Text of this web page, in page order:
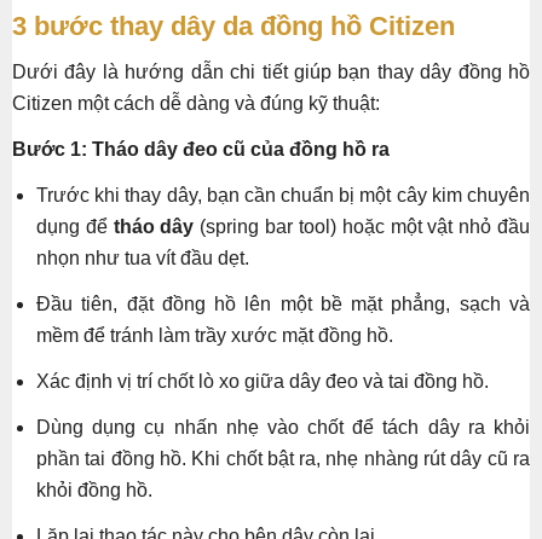
3 bước thay dây da đồng hồ Citizen
Dưới đây là hướng dẫn chi tiết giúp bạn thay dây đồng hồ
Citizen một cách dễ dàng và đúng kỹ thuật:
Bước 1: Tháo dây đeo cũ của đồng hồ ra
Trước khi thay dây, bạn cần chuẩn bị một cây kim chuyên
dụng để tháo dây (spring bar tool) hoặc một vật nhỏ đầu
nhọn như tua vít đầu dẹt.
Đầu tiên, đặt đồng hồ lên một bề mặt phẳng, sạch và
mềm để tránh làm trầy xước mặt đồng hồ.
Xác định vị trí chốt lò xo giữa dây đeo và tai đồng hồ.
Dùng dụng cụ nhấn nhẹ vào chốt để tách dây ra khỏi
phần tai đồng hồ. Khi chốt bật ra, nhẹ nhàng rút dây cũ ra
khỏi đồng hồ.